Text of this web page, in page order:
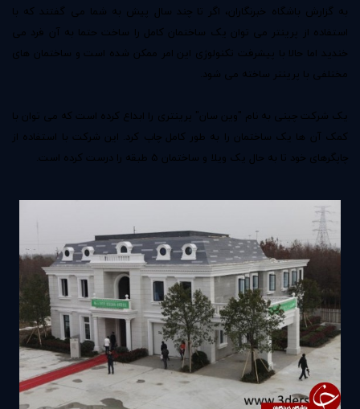
به گزارش باشگاه خبرنگاران، اگر تا چند سال پیش به شما می گفتند که با
استفاده از پرینتر می توان یک ساختمان کامل را ساخت حتما به آن فرد می
خندید اما حالا با پیشرفت تکنولوژی این امر ممکن شده است و ساختمان های
مختلفی با پرینتر ساخته می شود.
یک شرکت چینی به نام "وین سان" پرینتری را ابداع کرده است که می توان با
کمک آن ها یک ساختمان را به طور کامل چاپ کرد. این شرکت با استفاده از
چاپگرهای خود تا به حال یک ویلا و ساختمان 5 طبقه را درست کرده است.